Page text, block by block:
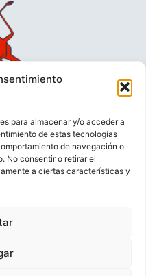
para almacenar y/o acceder a
de estas tecnologías
de navegación o
No consentir o retirar el
a ciertas características y
DE PRIVACIDAD